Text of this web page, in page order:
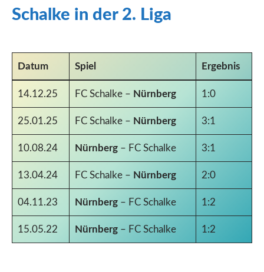
Schalke in der 2. Liga
Datum Spiel Ergebnis
14.12.25 FC Schalke – Nürnberg 1:0
25.01.25 FC Schalke – Nürnberg 3:1
10.08.24 Nürnberg– FC Schalke 3:1
13.04.24 FC Schalke – Nürnberg 2:0
04.11.23 Nürnberg– FC Schalke 1:2
15.05.22 Nürnberg– FC Schalke 1:2